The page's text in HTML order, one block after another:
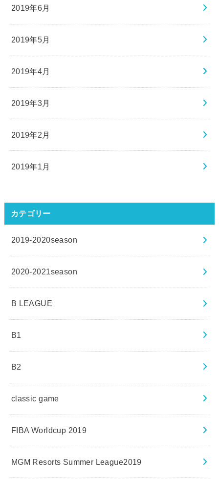
2019年6月
2019年5月
2019年4月
2019年3月
2019年2月
2019年1月
カテゴリー
2019-2020season
2020-2021season
B LEAGUE
B1
B2
classic game
FIBA Worldcup 2019
MGM Resorts Summer League2019